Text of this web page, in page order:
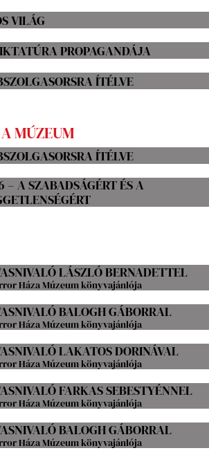
VILÁG
PROPAGANDÁJA
ÍTÉLVE
MÚZEUM
ÍTÉLVE
– A SZABADSÁGÉRT ÉS A
LÁSZLÓ BERNADETTEL
Háza Múzeum könyvajánlója
BALOGH GÁBORRAL
Háza Múzeum könyvajánlója
LAKATOS DORINÁVAL
Háza Múzeum könyvajánlója
FARKAS SEBESTYÉNNEL
Háza Múzeum könyvajánlója
BALOGH GÁBORRAL
Háza Múzeum könyvajánlója